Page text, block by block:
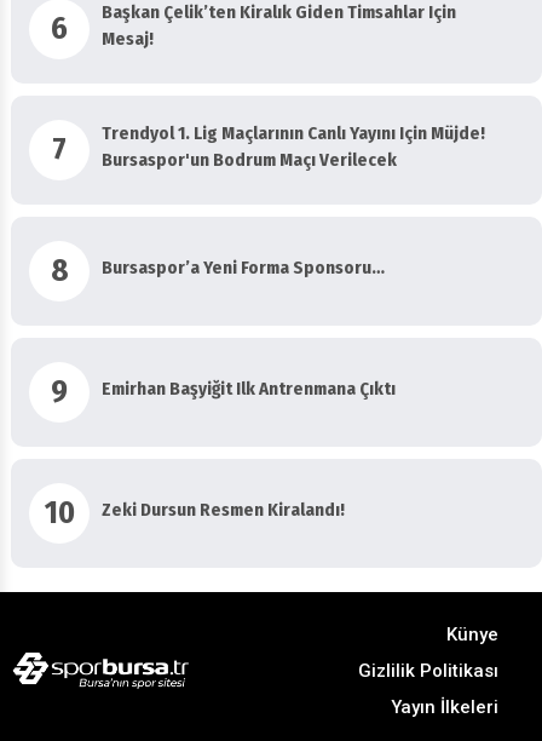
6
Başkan Çelik’ten Kiralık Giden Timsahlar Için
Mesaj!
7
Trendyol 1. Lig Maçlarının Canlı Yayını Için Müjde!
Bursaspor'un Bodrum Maçı Verilecek
8 Bursaspor’a Yeni Forma Sponsoru…
9 Emirhan Başyiğit Ilk Antrenmana Çıktı
10 Zeki Dursun Resmen Kiralandı!
Künye
Gizlilik Politikası
Yayın İlkeleri